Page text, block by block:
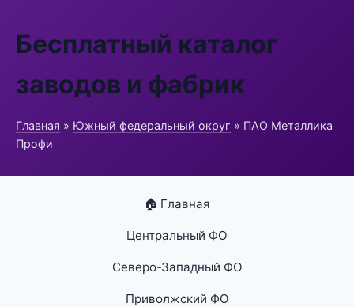
Бесплатный каталог
заводов и фабрик
Главная » Южный федеральный округ » ПАО Металлика
Профи
🏠 Главная
Центральный ФО
Северо-Западный ФО
Приволжский ФО